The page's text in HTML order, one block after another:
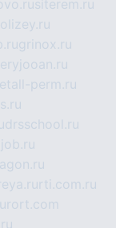
siterem.ru
grinox.ru
perm.ru
drsschool.ru
rti.com.ru